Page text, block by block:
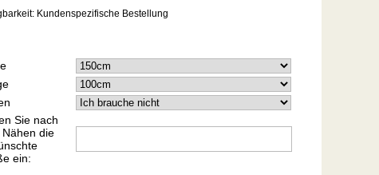
Kundenspezifische Bestellung
Sie nach
die
ein: